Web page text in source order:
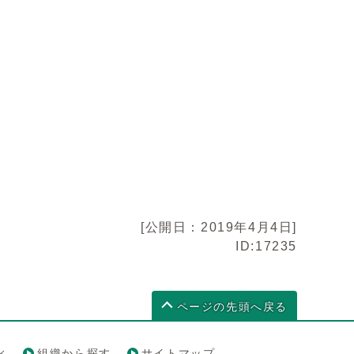
[公開日：2019年4月4日]
ID:17235
ページの先頭へ戻る